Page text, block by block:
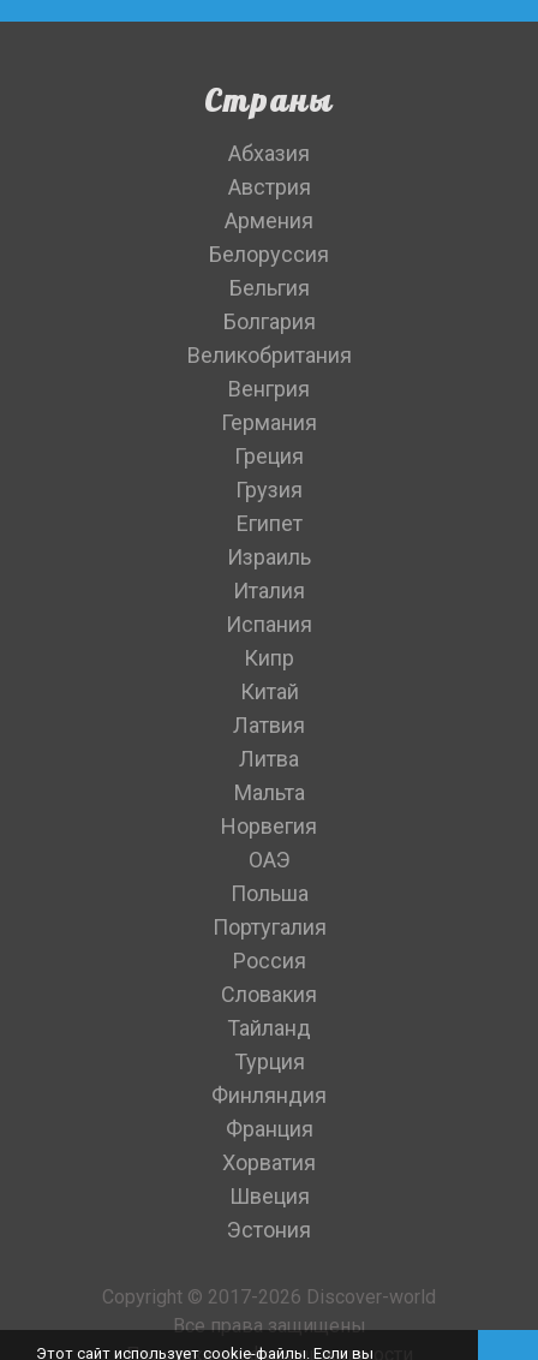
Страны
Абхазия
Австрия
Армения
Белоруссия
Бельгия
Болгария
Великобритания
Венгрия
Германия
Греция
Грузия
Египет
Израиль
Италия
Испания
Кипр
Китай
Латвия
Литва
Мальта
Норвегия
ОАЭ
Польша
Португалия
Россия
Словакия
Тайланд
Турция
Финляндия
Франция
Хорватия
Швеция
Эстония
Copyright © 2017-2026 Discover-world
Все права защищены
Политика конфиденциальности
Этот сайт использует cookie-файлы. Если вы